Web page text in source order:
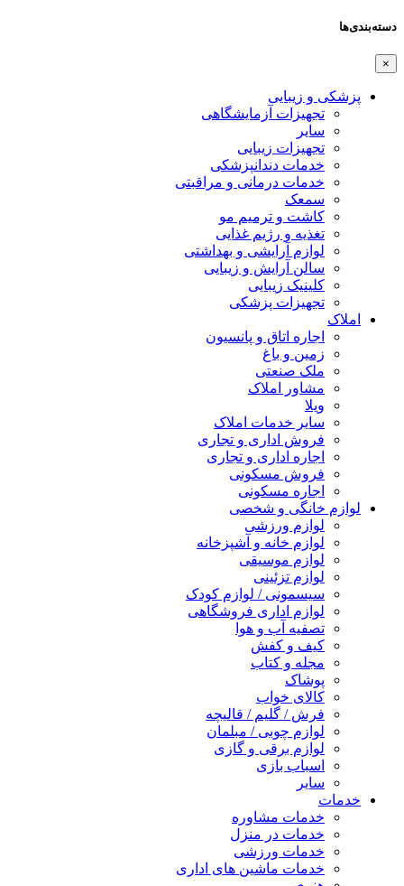
دسته‌بندی‌ها
×
پزشکی و زیبایی
تجهیزات آزمایشگاهی
سایر
تجهیزات زیبایی
خدمات دندانپزشکی
خدمات درمانی و مراقبتی
سمعک
کاشت و ترمیم مو
تغذیه و رژیم غذایی
لوازم آرایشی و بهداشتی
سالن آرایش و زیبایی
کلینیک زیبایی
تجهیزات پزشکی
املاک
اجاره اتاق و پانسیون
زمین و باغ
ملک صنعتی
مشاور املاک
ویلا
سایر خدمات املاک
فروش اداری و تجاری
اجاره اداری و تجاری
فروش مسکونی
اجاره مسکونی
لوازم خانگی و شخصی
لوازم ورزشی
لوازم خانه و آشپزخانه
لوازم موسیقی
لوازم تزئینی
سیسمونی / لوازم کودک
لوازم اداری فروشگاهی
تصفیه آب و هوا
کیف و کفش
مجله و کتاب
پوشاک
کالای خواب
فرش / گلیم / قالیچه
لوازم چوبی / مبلمان
لوازم برقی و گازی
اسباب بازی
سایر
خدمات
خدمات مشاوره
خدمات در منزل
خدمات ورزشی
خدمات ماشین های اداری